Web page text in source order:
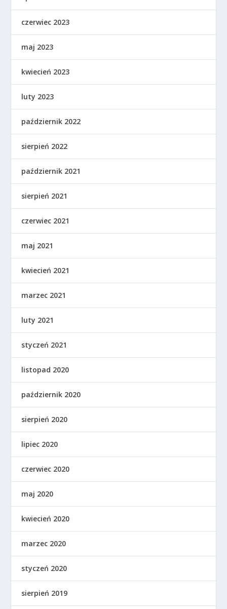
czerwiec 2023
maj 2023
kwiecień 2023
luty 2023
październik 2022
sierpień 2022
październik 2021
sierpień 2021
czerwiec 2021
maj 2021
kwiecień 2021
marzec 2021
luty 2021
styczeń 2021
listopad 2020
październik 2020
sierpień 2020
lipiec 2020
czerwiec 2020
maj 2020
kwiecień 2020
marzec 2020
styczeń 2020
sierpień 2019